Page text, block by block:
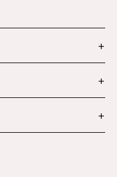
+
+
+